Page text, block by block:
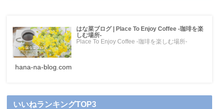
はな菜ブログ | Place To Enjoy Coffee -珈琲を楽
しむ場所-
Place To Enjoy Coffee -珈琲を楽しむ場所-
hana-na-blog.com
いいねランキングTOP3